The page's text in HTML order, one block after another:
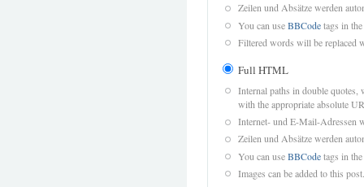
Zeilen und Absätze werden
You can useBBCodetags in
Filtered words will be replaced
Full HTML
Internal paths in double quotes,
with the appropriate absolute
Internet- und E-Mail-Adressen
Zeilen und Absätze werden
You can useBBCodetags in
Images can be added to this post.